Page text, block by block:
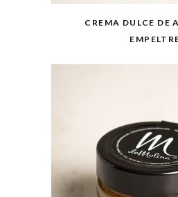
CREMA DULCE DE